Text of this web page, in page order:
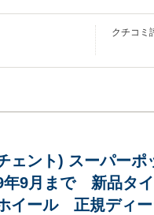
クチコミ
ェント) スーパーポ
年9月まで 新品タ
イール 正規ディ